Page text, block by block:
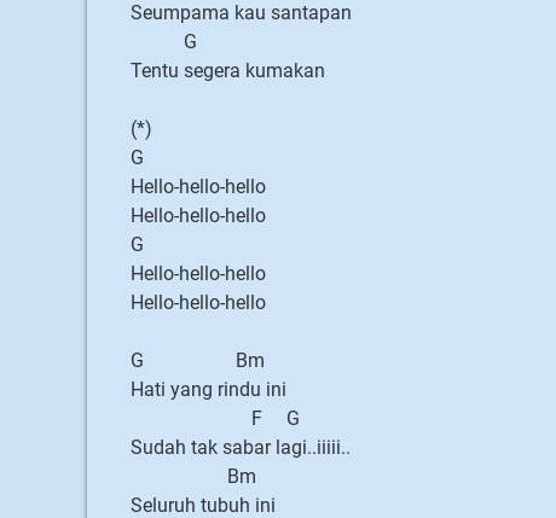
Seumpama kau santapan
G
Tentu segera kumakan
(*)
G
Hello-hello-hello
Hello-hello-hello
G
Hello-hello-hello
Hello-hello-hello
G Bm
Hati yang rindu ini
F G
Sudah tak sabar lagi..iiiii..
Bm
Seluruh tubuh ini